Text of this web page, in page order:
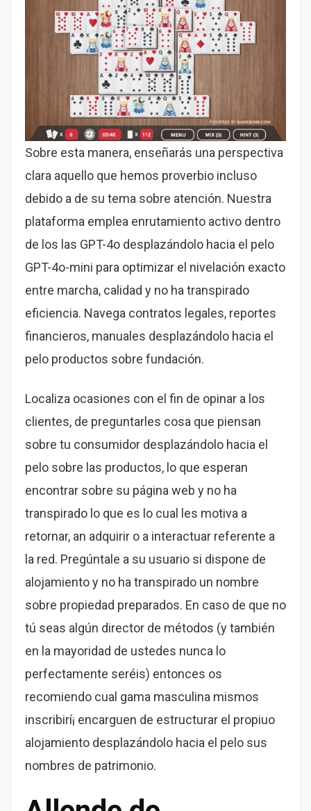
Sobre esta manera, enseñarás una perspectiva
clara aquello que hemos proverbio incluso
debido a de su tema sobre atención. Nuestra
plataforma emplea enrutamiento activo dentro
de los las GPT-4o desplazándolo hacia el pelo
GPT-4o-mini para optimizar el nivelación exacto
entre marcha, calidad y no ha transpirado
eficiencia. Navega contratos legales, reportes
financieros, manuales desplazándolo hacia el
pelo productos sobre fundación.
Localiza ocasiones con el fin de opinar a los
clientes, de preguntarles cosa que piensan
sobre tu consumidor desplazándolo hacia el
pelo sobre las productos, lo que esperan
encontrar sobre su página web y no ha
transpirado lo que es lo cual les motiva a
retornar, an adquirir o a interactuar referente a
la red. Pregúntale a su usuario si dispone de
alojamiento y no ha transpirado un nombre
sobre propiedad preparados. En caso de que no
tú seas algún director de métodos (y también
en la mayoridad de ustedes nunca lo
perfectamente seréis) entonces os
recomiendo cual gama masculina mismos
inscribirí¡ encarguen de estructurar el propiuo
alojamiento desplazándolo hacia el pelo sus
nombres de patrimonio.